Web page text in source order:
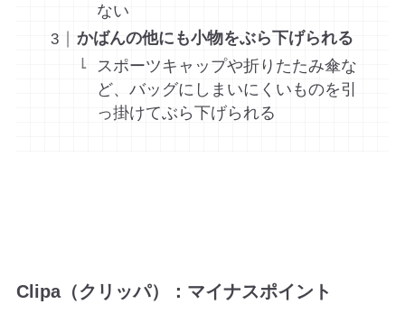
ない
かばんの他にも小物をぶら下げられる
スポーツキャップや折りたたみ傘な
ど、バッグにしまいにくいものを引
っ掛けてぶら下げられる
Clipa（クリッパ）：マイナスポイント